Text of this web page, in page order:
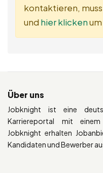
kontaktieren,
und hier klicken
Über uns
Jobknight ist eine
Karriereportal mit
Jobknight erhalten
Kandidaten und Bewerber